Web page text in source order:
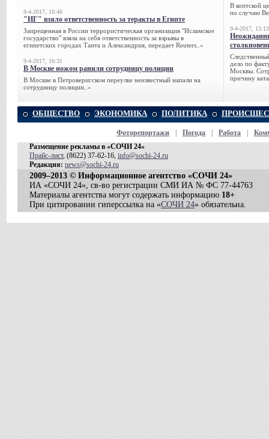
9-4-2017, 16:46
"ИГ" взяло ответственность за теракты в Египте
Запрещенная в России террористическая организация "Исламское
государство" взяла на себя ответственность за взрывы в
египетских городах Танта и Александрия, передает Reuters..»
9-4-2017, 16:31
В Москве ножом ранили сотрудницу полиции
В Москве в Петроверигском переулке неизвестный напали на
сотрудницу полиции..»
В коптской
по случаю
9-4-2017, 13:13
дело по
Москвы.
причину
ОБЩЕСТВО ЭКОНОМИКА ПОЛИТИКА
Фоторепортажи Погода Работа
Размещение рекламы в «СОЧИ 24»
Прайс-лист, (8622) 37-62-16, info@sochi-24.ru
Редакция: news@sochi-24.ru
2009–2013 © Информационное агентство «СОЧИ 24»
ИА «СОЧИ 24», св-во регистрации СМИ ИА № ФС 77-44763
Материалы агентства могут содержать информацию 18+
При цитировании гиперссылка на «СОЧИ 24» обязательна.